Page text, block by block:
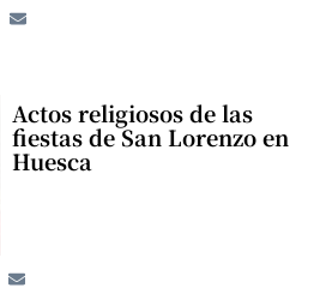
Actos religiosos de las
fiestas de San Lorenzo en
Huesca